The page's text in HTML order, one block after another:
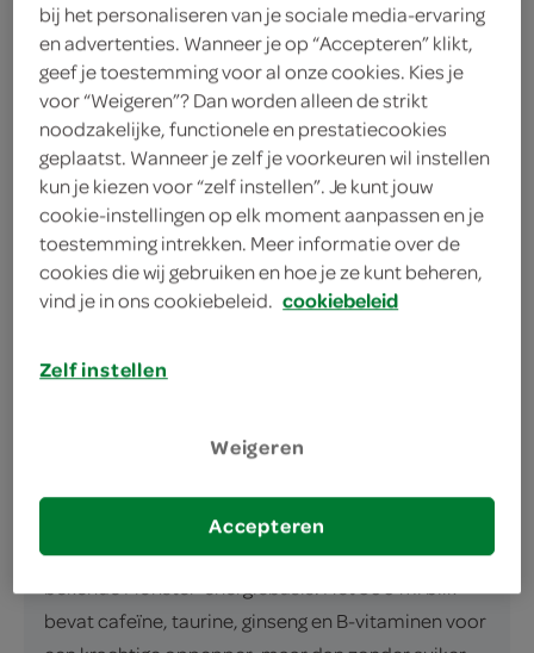
friszoete punchsmaak met een energieke kick, ideaal
wanneer je tropische smaak wilt met extra power
Prikkelende Pacific Punch smaak
Zonder toegevoegde suikers
Energieboost met taurine, ginseng
omschrijving
energieboost Monster Pacific Punch brengt een
volle mix van tropische fruitsmaken samen met de
bevat cafeïne, taurine, ginseng en B-vitaminen voor
bij het personaliseren van je sociale media-ervaring
en advertenties. Wanneer je op “Accepteren” klikt,
geef je toestemming voor al onze cookies. Kies je
voor “Weigeren”? Dan worden alleen de strikt
noodzakelijke, functionele en prestatiecookies
geplaatst. Wanneer je zelf je voorkeuren wil instellen
kun je kiezen voor “zelf instellen”. Je kunt jouw
cookie-instellingen op elk moment aanpassen en je
toestemming intrekken. Meer informatie over de
cookies die wij gebruiken en hoe je ze kunt beheren,
vind je in ons cookiebeleid. cookiebeleid
Zelf instellen
Weigeren
Accepteren